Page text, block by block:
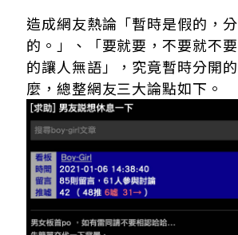
造成網友熱論「暫時是假的，
的。」、「要就要，不要就不
的讓人無語」，究竟暫時分開
麼，總整網友三大論點如下。